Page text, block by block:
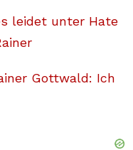
leidet unter Hate
Gottwald: Ich